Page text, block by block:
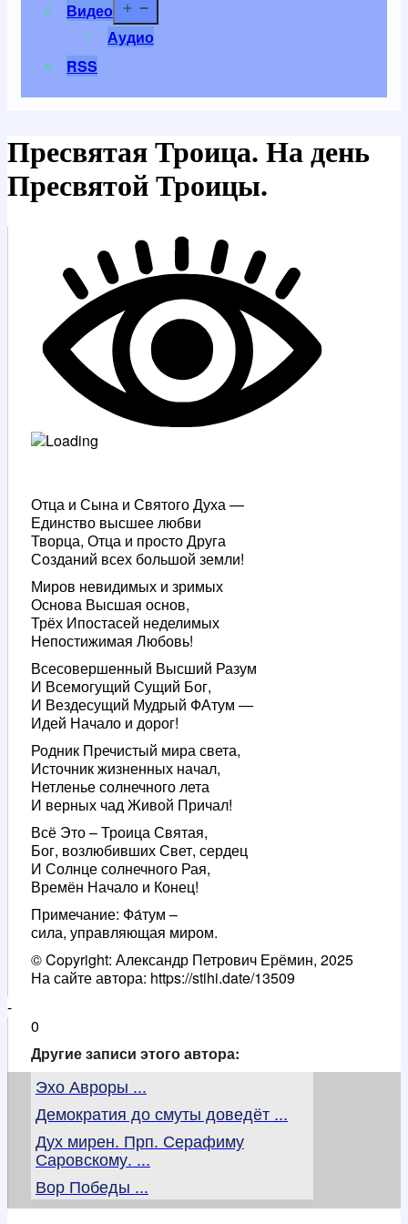
Видео
Аудио
RSS
Пресвятая Троица. На день
Пресвятой Троицы.
Отца и Сына и Святого Духа —
Единство высшее любви
Творца, Отца и просто Друга
Созданий всех большой земли!
Миров невидимых и зримых
Основа Высшая основ,
Трёх Ипостасей неделимых
Непостижимая Любовь!
Всесовершенный Высший Разум
И Всемогущий Сущий Бог,
И Вездесущий Мудрый ФАтум —
Идей Начало и дорог!
Родник Пречистый мира света,
Источник жизненных начал,
Нетленье солнечного лета
И верных чад Живой Причал!
Всё Это – Троица Святая,
Бог, возлюбивших Свет, сердец
И Солнце солнечного Рая,
Времён Начало и Конец!
Примечание: Фа́тум –
сила, управляющая миром.
© Copyright: Александр Петрович Ерёмин, 2025
На сайте автора: https://stihi.date/13509
-
0
Другие записи этого автора:
Эхо Авроры ...
Демократия до смуты доведёт ...
Дух мирен. Прп. Серафиму
Саровскому. ...
Вор Победы ...